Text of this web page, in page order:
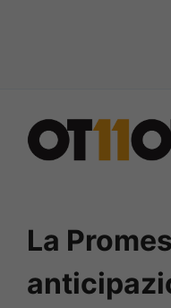
contenuto
La